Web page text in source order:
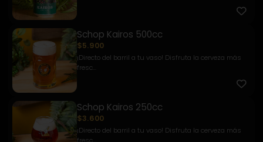
Schop Kairos 500cc
$5.900
¡Directo del barril a tu vaso! Disfruta la cerveza más
fresc...
Schop Kairos 250cc
$3.600
¡Directo del barril a tu vaso! Disfruta la cerveza más
fresc...